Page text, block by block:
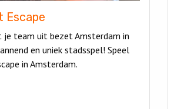
Escape
je team uit bezet Amsterdam in
en uniek stadsspel! Speel
in Amsterdam.